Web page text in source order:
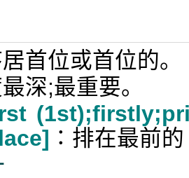
首位或首位的。
深;最重要。
∶排在最前的